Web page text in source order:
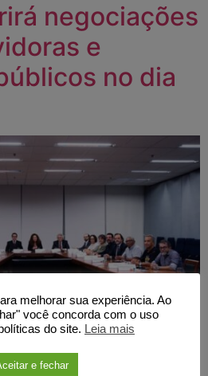
negociações
e
no dia
Sindical participou
(MGI), de reunião
melhorar sua experiência. Ao
você concorda com o uso
do site. Leia mais
e fechar